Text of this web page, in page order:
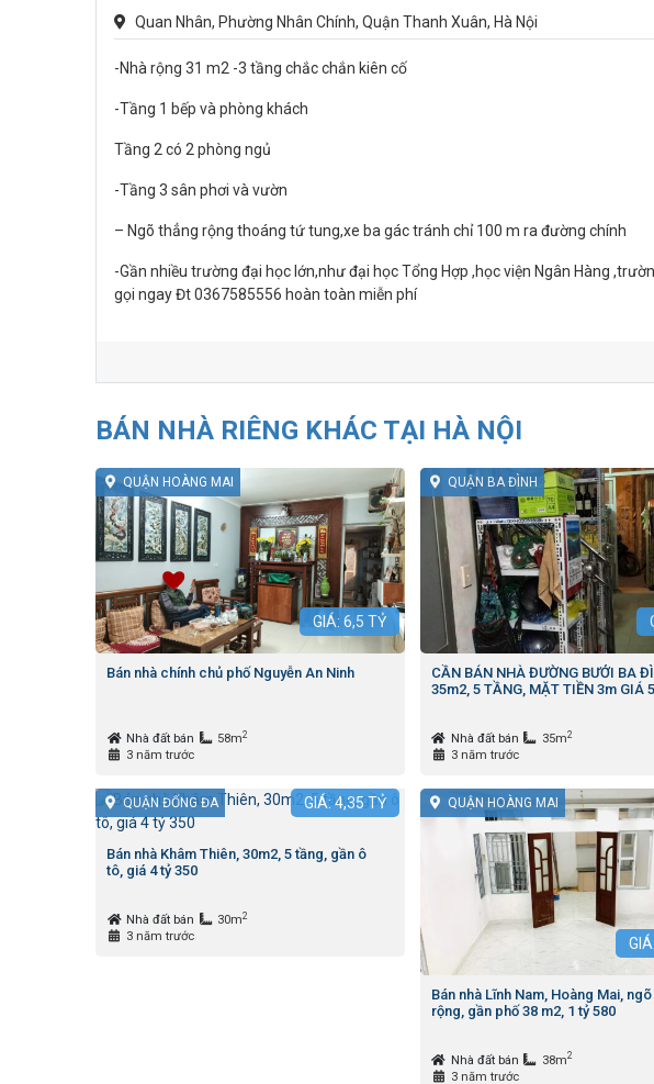
Quan Nhân, Phường Nhân Chính, Quận Thanh Xuân, Hà Nội
-Nhà rộng 31 m2 -3 tầng chắc chắn kiên cố
-Tầng 1 bếp và phòng khách
Tầng 2 có 2 phòng ngủ
-Tầng 3 sân phơi và vườn
– Ngõ thẳng rộng thoáng tứ tung,xe ba gác tránh chỉ 100 m ra đường chính
-Gần nhiều trường đại học lớn,như đại học Tổng Hợp ,học viện Ngân Hàng
gọi ngay Đt 0367585556 hoàn toàn miễn phí
BÁN NHÀ RIÊNG KHÁC TẠI HÀ NỘI
QUẬN HOÀNG MAI
GIÁ: 6,5 TỶ
Bán nhà chính chủ phố Nguyễn An Ninh
Nhà đất bán 58m2
3 năm trước
QUẬN BA ĐÌNH
CẦN BÁN NHÀ ĐƯỜNG BƯỞI BA
35m2, 5 TẦNG, MẶT TIỀN 3m GIÁ
Nhà đất bán 35m2
3 năm trước
QUẬN ĐỐNG ĐA GIÁ:4,35 TỶ
Bán nhà Khâm Thiên, 30m2, 5 tầng, gần ô
tô, giá 4 tỷ 350
Nhà đất bán 30m2
3 năm trước
QUẬN HOÀNG MAI
GIÁ:
Bán nhà Lĩnh Nam, Hoàng Mai,
rộng, gần phố 38 m2, 1 tỷ 580
Nhà đất bán 38m2
3 năm trước